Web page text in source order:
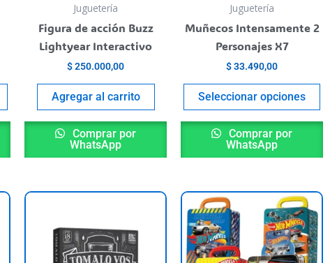
producto
Juguetería
Figura de acción Buzz
Lightyear Interactivo
$250.000,00
Agregar al carrito
Comprar por
WhatsApp
Juguetería
Muñecos Intensamente 2
Personajes X7
$33.490,00
Seleccionar opciones
Comprar por
WhatsApp